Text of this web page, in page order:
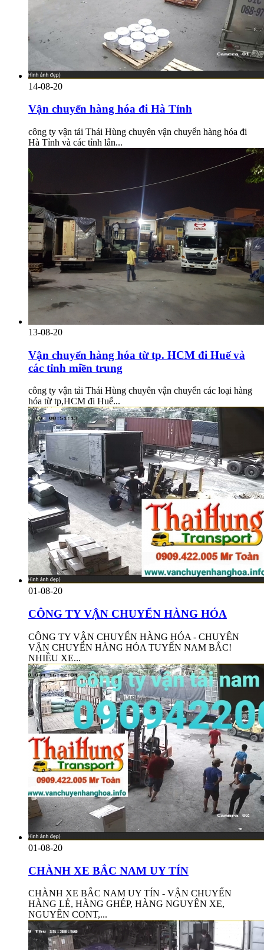
14-08-20
Vận chuyển hàng hóa đi Hà Tỉnh
công ty vận tải Thái Hùng chuyên vận chuyển hàng hóa đi
Hà Tỉnh và các tỉnh lân...
13-08-20
Vận chuyển hàng hóa từ tp. HCM đi Huế và
các tỉnh miền trung
công ty vận tải Thái Hùng chuyên vận chuyển các loại hàng
hóa từ tp,HCM đi Huế...
01-08-20
CÔNG TY VẬN CHUYỂN HÀNG HÓA
CÔNG TY VẬN CHUYỂN HÀNG HÓA - CHUYÊN
VẬN CHUYỂN HÀNG HÓA TUYẾN NAM BẮC!
NHIỀU XE...
01-08-20
CHÀNH XE BẮC NAM UY TÍN
CHÀNH XE BẮC NAM UY TÍN - VẬN CHUYỂN
HÀNG LẺ, HÀNG GHÉP, HÀNG NGUYÊN XE,
NGUYÊN CONT,...